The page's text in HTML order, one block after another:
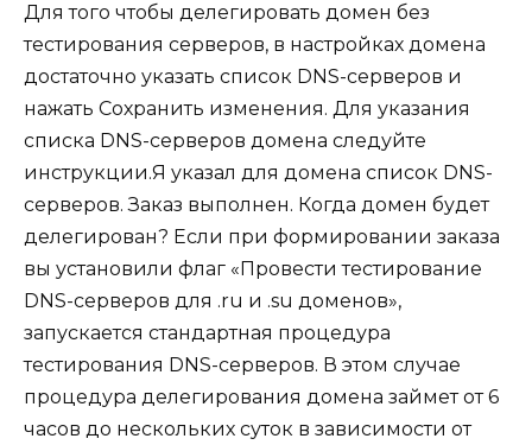
Для того чтобы делегировать домен без
тестирования серверов, в настройках домена
достаточно указать список DNS-серверов и
нажать Сохранить изменения. Для указания
списка DNS-серверов домена следуйте
инструкции.Я указал для домена список DNS-
серверов. Заказ выполнен. Когда домен будет
делегирован? Если при формировании заказа
вы установили флаг «Провести тестирование
DNS-серверов для .ru и .su доменов»,
запускается стандартная процедура
тестирования DNS-серверов. В этом случае
процедура делегирования домена займет от 6
часов до нескольких суток в зависимости от